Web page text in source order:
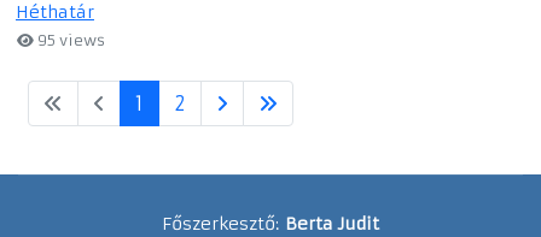
Héthatár
95 views
1 2
Főszerkesztő: Berta Judit